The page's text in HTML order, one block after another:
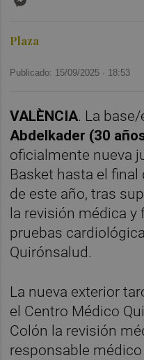
Plaza
Publicado: 15/09/2025 · 18:53
VALÈNCIA. La
Abdelkader (30
oficialmente nueva
Basket hasta el
de este año, tras
la revisión médica
pruebas
Quirónsalud.
La nueva exterior
el Centro Médico
Colón la revisión
responsable médico